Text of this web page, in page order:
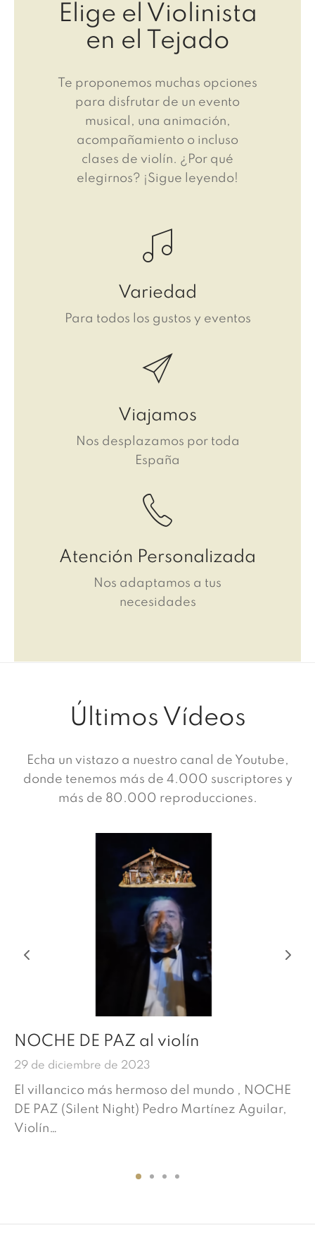
Elige el Violinista
en el Tejado
Te proponemos muchas opciones
para disfrutar de un evento
musical, una animación,
acompañamiento o incluso
clases de violín. ¿Por qué
elegirnos? ¡Sigue leyendo!
Variedad
Para todos los gustos y eventos
Viajamos
Nos desplazamos por toda
España
Atención Personalizada
Nos adaptamos a tus
necesidades
Últimos Vídeos
Echa un vistazo a nuestro canal de Youtube,
donde tenemos más de 4.000 suscriptores y
más de 80.000 reproducciones.
NOCHE DE PAZ al violín
29 de diciembre de 2023
El villancico más hermoso del mundo , NOCHE
DE PAZ (Silent Night) Pedro Martínez Aguilar,
Violín…